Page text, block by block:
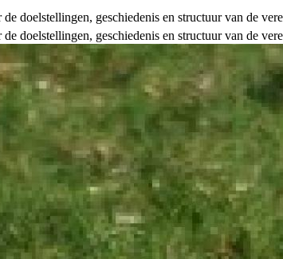
doelstellingen, geschiedenis en structuur van de
doelstellingen, geschiedenis en structuur van de